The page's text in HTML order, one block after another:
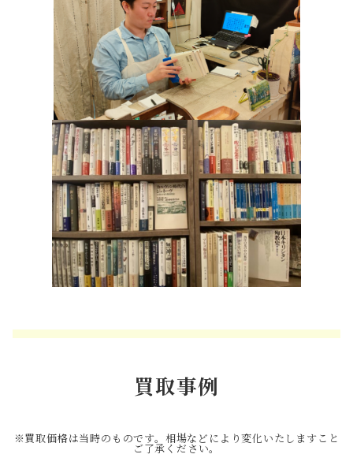
買取事例
※買取価格は当時のものです。相場などにより変化いたしますこと
ご了承ください。